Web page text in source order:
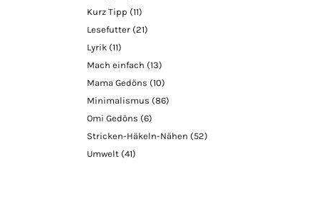
Kurz Tipp (11)
Lesefutter (21)
Lyrik (11)
Mach einfach (13)
Mama Gedöns (10)
Minimalismus (86)
Omi Gedöns (6)
Stricken-Häkeln-Nähen (52)
Umwelt (41)